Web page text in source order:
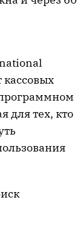
для тех, кто